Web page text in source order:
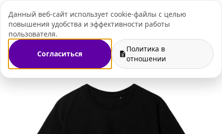
Данный веб-сайт использует cookie-файлы с целью
повышения удобства и эффективности работы
пользователя.
Согласиться
Политика в
отношении
+7 (495) 109-07-
мерч Промо футболки с нанесением логотипа